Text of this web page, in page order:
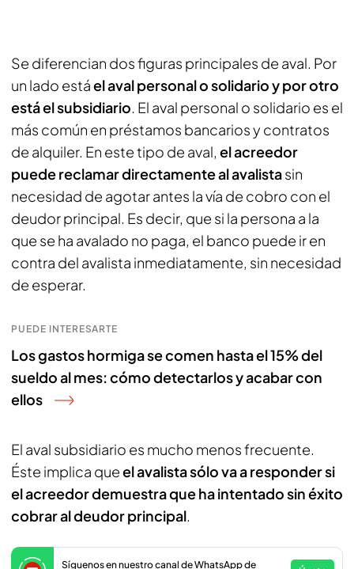
Se diferencian dos figuras principales de aval. Por
un lado estáel aval personal o solidario y por otro
está el subsidiario. El aval personal o solidario es el
más común en préstamos bancarios y contratos
de alquiler. En este tipo de aval, el acreedor
puede reclamar directamente al avalistasin
necesidad de agotar antes la vía de cobro con el
deudor principal. Es decir, que si la persona a la
que se ha avalado no paga, el banco puede ir en
contra del avalista inmediatamente, sin necesidad
de esperar.
PUEDE INTERESARTE
Los gastos hormiga se comen hasta el 15% del
sueldo al mes: cómo detectarlos y acabar con
ellos
El aval subsidiario es mucho menos frecuente.
Éste implica queel avalista sólo va a responder si
el acreedor demuestra que ha intentado sin éxito
cobrar al deudor principal.
Síguenos en nuestro canal de WhatsApp de